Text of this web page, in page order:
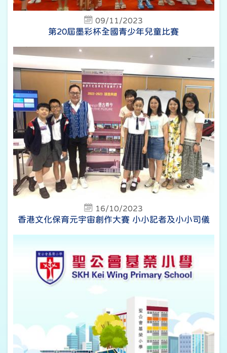
09/11/2023
第20屆墨彩杯全國青少年兒童比賽
16/10/2023
香港文化保育元宇宙創作大賽 小小記者及小小司儀